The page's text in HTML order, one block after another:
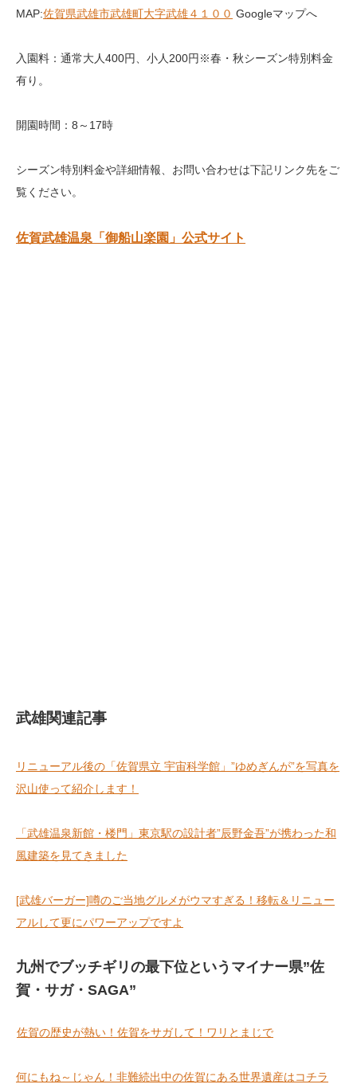
MAP:佐賀県武雄市武雄町大字武雄４１００ Googleマップへ
入園料：通常大人400円、小人200円※春・秋シーズン特別料金
有り。
開園時間：8～17時
シーズン特別料金や詳細情報、お問い合わせは下記リンク先をご
覧ください。
佐賀武雄温泉「御船山楽園」公式サイト
武雄関連記事
リニューアル後の「佐賀県立 宇宙科学館」”ゆめぎんが”を写真を
沢山使って紹介します！
「武雄温泉新館・楼門」東京駅の設計者”辰野金吾”が携わった和
風建築を見てきました
[武雄バーガー]噂のご当地グルメがウマすぎる！移転＆リニュー
アルして更にパワーアップですよ
九州でブッチギリの最下位というマイナー県”佐
賀・サガ・SAGA”
佐賀の歴史が熱い！佐賀をサガして！ワリとまじで
何にもね～じゃん！非難続出中の佐賀にある世界遺産はコチラ